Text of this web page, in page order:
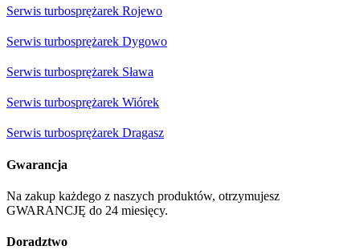
Serwis turbosprężarek Rojewo
Serwis turbosprężarek Dygowo
Serwis turbosprężarek Sława
Serwis turbosprężarek Wiórek
Serwis turbosprężarek Dragasz
Gwarancja
Na zakup każdego z naszych produktów, otrzymujesz
GWARANCJĘ do 24 miesięcy.
Doradztwo